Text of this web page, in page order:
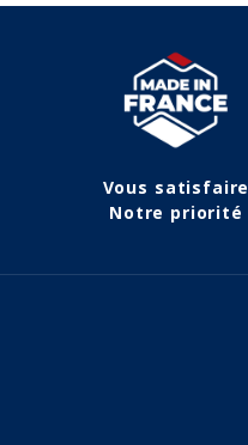
Vous satisfaire
Notre priorité